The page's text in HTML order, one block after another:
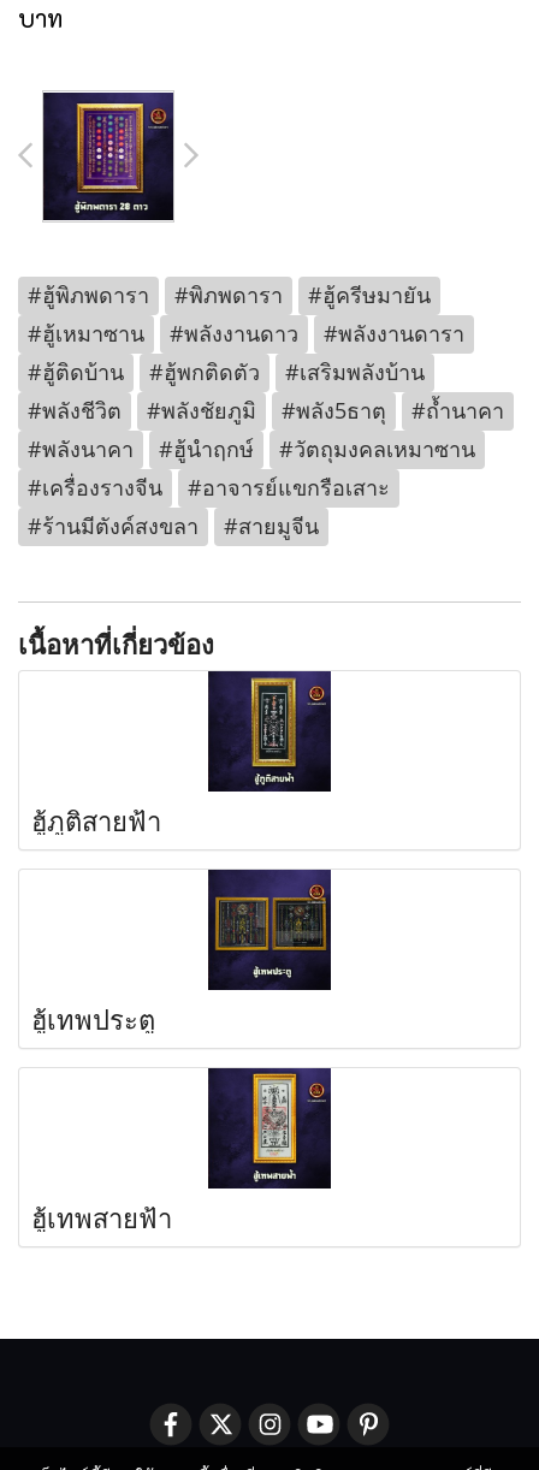
บาท
#ฮู้พิภพดารา #พิภพดารา
#ฮู้ครีษมายัน
#ฮู้เหมาซาน
#พลังงานดาว
#พลังงานดารา
#ฮู้ติดบ้าน
#ฮู้พกติดตัว
#เสริมพลังบ้าน
#พลังชีวิต
#พลังชัยภูมิ #พลัง5ธาตุ
#ถ้ำนาคา
#พลังนาคา
#ฮู้นำฤกษ์
#วัตถุมงคลเหมาซาน
#เครื่องรางจีน
#อาจารย์แขกรือเสาะ
#ร้านมีตังค์สงขลา
#สายมูจีน
เนื้อหาที่เกี่ยวข้อง
ฮู้ภูติสายฟ้า
ฮู้เทพประตู
ฮู้เทพสายฟ้า